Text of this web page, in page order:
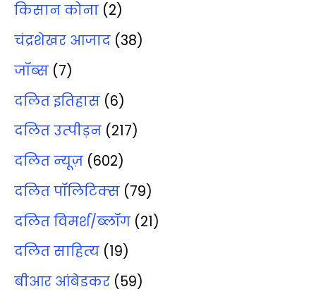
किसान कोना (2)
चंद्रशेखर आजाद (38)
जॉब्‍स (7)
दलित इतिहास (6)
दलित उत्‍पीड़न (217)
दलित न्‍यूज़ (602)
दलित पॉलिटिक्‍स (79)
दलित विमर्श/ब्‍लॉग (21)
दलित साहित्‍य (19)
बीआर आंबेडकर (59)